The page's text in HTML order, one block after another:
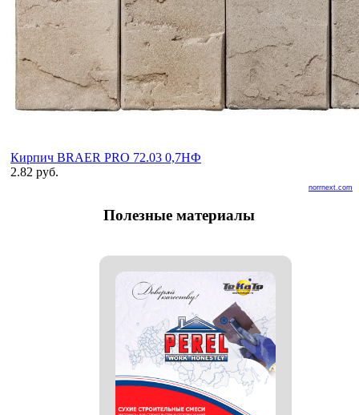
Кирпич BRAER PRO 72.03 0,7НФ
2.82 руб.
norrnext.com
Полезные материалы